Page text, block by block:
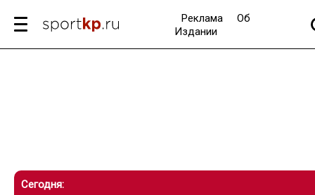
Реклама
Об
Издании
Сегодня: